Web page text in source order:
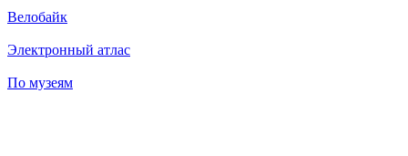
Велобайк
Электронный атлас
По музеям